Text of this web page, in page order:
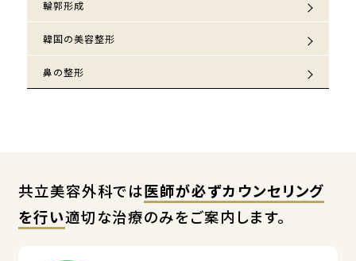
輪郭形成
韓国の美容整形
鼻の整形
共立美容外科では医師が必ずカウンセリング
を行い適切な治療のみをご案内します。